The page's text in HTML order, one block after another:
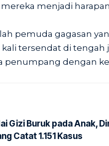
menjadi
pemuda gagasan
tersendat di tengah
penumpang dengan
Gizi Buruk pada Anak,
Catat 1.151 Kasus